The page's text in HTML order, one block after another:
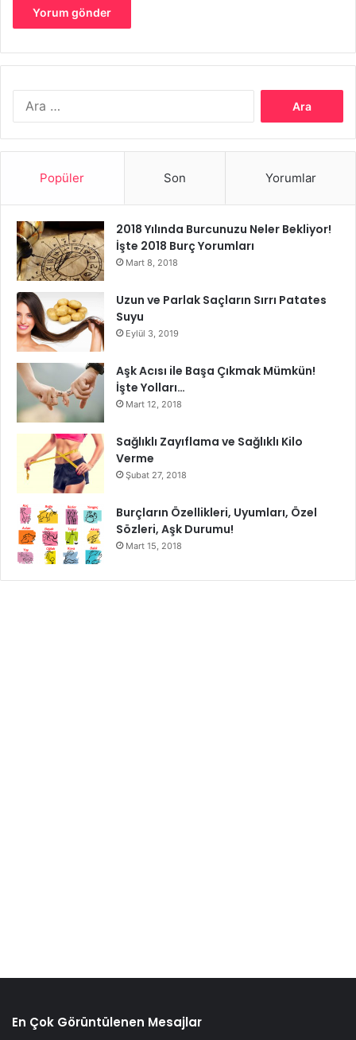
kadın moda
Popüler Son Yorumlar
2018 Yılında Burcunuzu Neler Bekliyor!
İşte 2018 Burç Yorumları
Mart 8, 2018
Uzun ve Parlak Saçların Sırrı Patates
Suyu
Eylül 3, 2019
Aşk Acısı ile Başa Çıkmak Mümkün!
İşte Yolları…
Mart 12, 2018
Sağlıklı Zayıflama ve Sağlıklı Kilo
Verme
Şubat 27, 2018
Burçların Özellikleri, Uyumları, Özel
Sözleri, Aşk Durumu!
Mart 15, 2018
En Çok Görüntülenen Mesajlar